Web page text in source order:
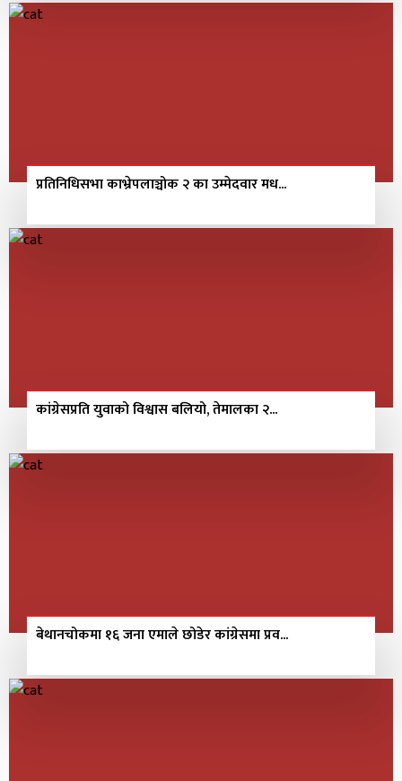
प्रतिनिधिसभा काभ्रेपलाञ्चोक २ का उम्मेदवार मध...
कांग्रेसप्रति युवाको विश्वास बलियो, तेमालका २...
बेथानचोकमा १६ जना एमाले छोडेर कांग्रेसमा प्रव...